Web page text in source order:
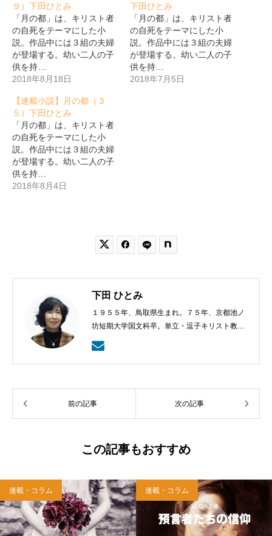
９）下田ひとみ
「月の都」は、キリスト者
の自死をテーマにした小
説。作品中には３組の夫婦
が登場する。幼い二人の子
供を持…
2018年8月18日
下田ひとみ
「月の都」は、キリスト者
の自死をテーマにした小
説。作品中には３組の夫婦
が登場する。幼い二人の子
供を持…
2018年7月5日
【連載小説】月の都（３
５）下田ひとみ
「月の都」は、キリスト者
の自死をテーマにした小
説。作品中には３組の夫婦
が登場する。幼い二人の子
供を持…
2018年8月4日
 
下田 ひとみ
１９５５年、鳥取県生まれ。７５年、京都池ノ
坊短期大学国文科卒。単立・逗子キリスト教会
会員。著書に『うりずんの風』（第４回小島信
夫文学賞候補）『翼を持つ者』『トロアスの
港』（作品社）、『落葉シティ』『キャロリン
前の記事
次の記事
この記事もおすすめ
連載・コラム 連載・コラム